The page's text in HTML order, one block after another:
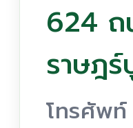
624 ถ
ราษฎ
โทรศัพท์